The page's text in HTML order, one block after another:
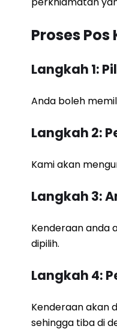
Proses
Langkah 1:
Anda boleh
Langkah 2:
Kami akan
Langkah 3:
Kenderaan anda
dipilih.
Langkah 4:
Kenderaan akan
sehingga tiba di